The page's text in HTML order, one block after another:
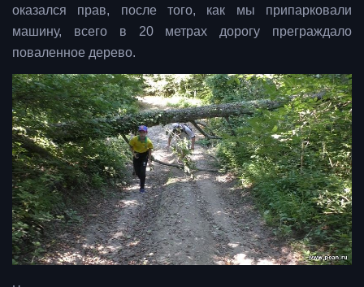
оказался прав, после того, как мы припарковали
машину, всего в 20 метрах дорогу преграждало
поваленное дерево.